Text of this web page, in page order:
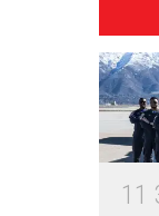
1 1